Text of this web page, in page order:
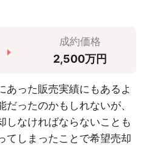
成約価格
2,500万円
あった販売実績にもあるよ
ったのかもしれないが、
しなければならないことも
てしまったことで希望売却